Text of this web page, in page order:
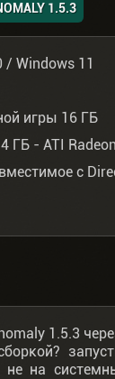
1.5.3
/ Windows 11
игры 16 ГБ
ГБ - ATI
с
1.5.3
на